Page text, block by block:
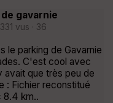
gavarnie
vus · 36
le parking de Gavarnie
C'est cool avec
avait que très peu de
: Fichier reconstitué
8.4 km..